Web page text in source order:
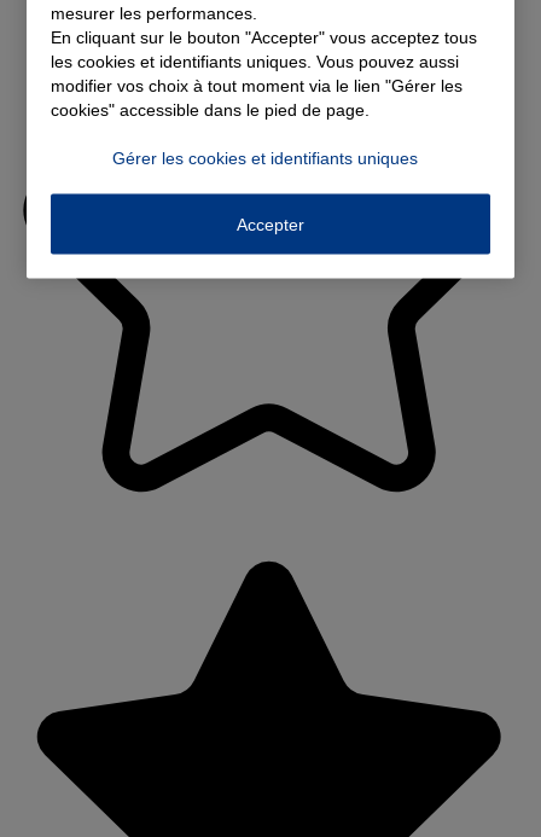
mesurer les performances.
En cliquant sur le bouton "Accepter" vous acceptez tous
les cookies et identifiants uniques. Vous pouvez aussi
modifier vos choix à tout moment via le lien "Gérer les
cookies" accessible dans le pied de page.
Gérer les cookies et identifiants uniques
Accepter